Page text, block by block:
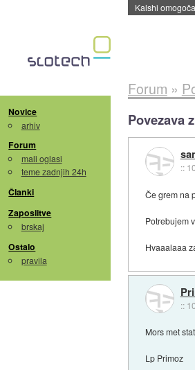
Sandisk že
Novice
arhiv
Forum
mali oglasi
teme zadnjih 24h
Članki
Zaposlitve
brskaj
Ostalo
pravila
Forum »
Povezava
::
Če grem na
Potrebujem
Hvaaalaaa
::
Mors met
Lp Primoz